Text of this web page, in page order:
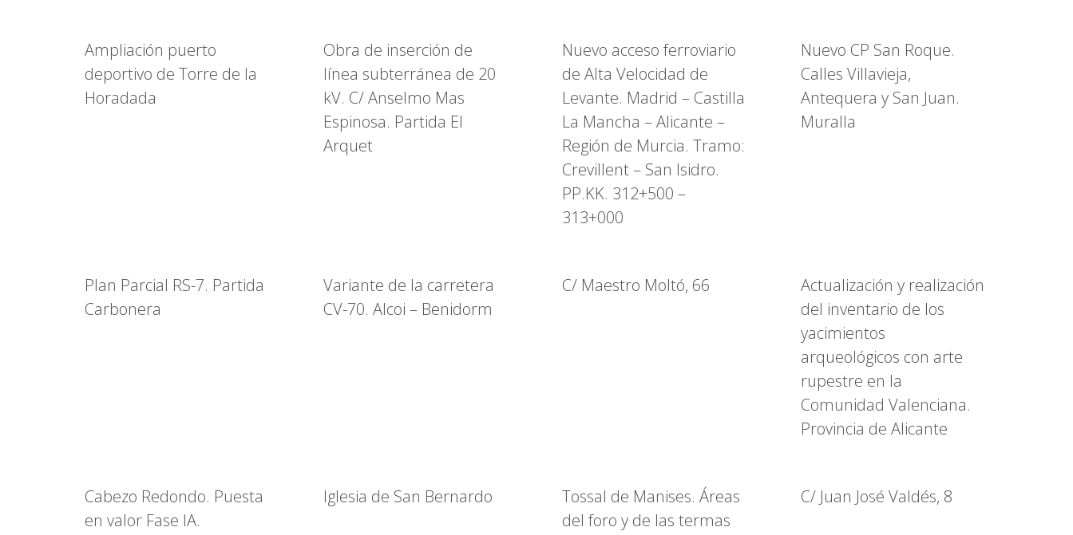
Ampliación puerto
deportivo de Torre de la
Horadada
Obra de inserción de
línea subterránea de 20
kV. C/ Anselmo Mas
Espinosa. Partida El
Arquet
Nuevo acceso ferroviario
de Alta Velocidad de
Levante. Madrid – Castilla
La Mancha – Alicante –
Región de Murcia. Tramo:
Crevillent – San Isidro.
PP.KK. 312+500 –
313+000
Nuevo CP San Roque.
Calles Villavieja,
Antequera y San Juan.
Muralla
Plan Parcial RS-7. Partida
Carbonera
Variante de la carretera
CV-70. Alcoi – Benidorm
C/ Maestro Moltó, 66
Actualización y realización
del inventario de los
yacimientos
arqueológicos con arte
rupestre en la
Comunidad Valenciana.
Provincia de Alicante
Cabezo Redondo. Puesta
en valor Fase IA.
Iglesia de San Bernardo
Tossal de Manises. Áreas
del foro y de las termas
C/ Juan José Valdés, 8